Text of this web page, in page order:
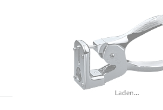
Laden...